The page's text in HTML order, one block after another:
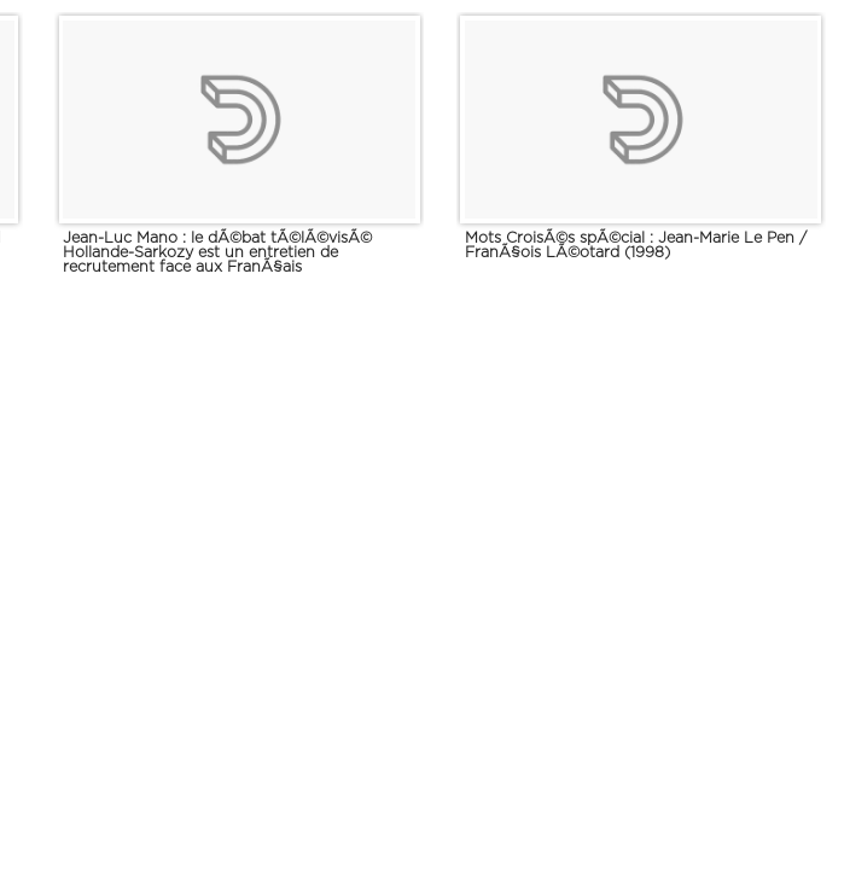
Jean-Luc Mano : le dÃ©bat tÃ©lÃ©visÃ©
Hollande-Sarkozy est un entretien de
recrutement face aux FranÃ§ais
Mots CroisÃ©s spÃ©cial : Jean-Marie Le Pen /
FranÃ§ois LÃ©otard (1998)